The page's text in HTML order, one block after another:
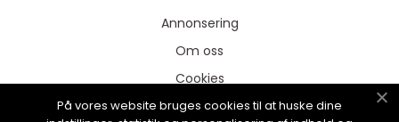
Annonsering
Om oss
Cookies
Kontakta oss
På vores website bruges cookies til at huske dine